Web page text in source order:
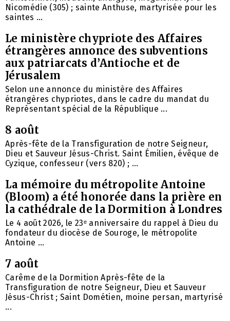
Nicomédie (305) ; sainte Anthuse, martyrisée pour les
saintes ...
Le ministère chypriote des Affaires
étrangères annonce des subventions
aux patriarcats d’Antioche et de
Jérusalem
Selon une annonce du ministère des Affaires
étrangères chypriotes, dans le cadre du mandat du
Représentant spécial de la République ...
8 août
Après-fête de la Transfiguration de notre Seigneur,
Dieu et Sauveur Jésus-Christ. Saint Émilien, évêque de
Cyzique, confesseur (vers 820) ; ...
La mémoire du métropolite Antoine
(Bloom) a été honorée dans la prière en
la cathédrale de la Dormition à Londres
Le 4 août 2026, le 23ᵉ anniversaire du rappel à Dieu du
fondateur du diocèse de Souroge, le métropolite
Antoine ...
7 août
Carême de la Dormition Après-fête de la
Transfiguration de notre Seigneur, Dieu et Sauveur
Jésus-Christ ; Saint Dométien, moine persan, martyrisé
...